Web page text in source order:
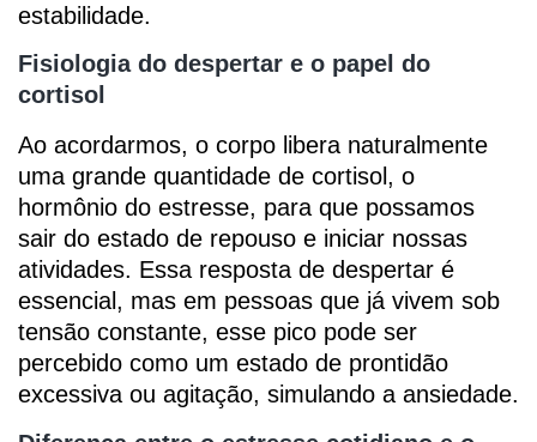
estabilidade.
Fisiologia do despertar e o papel do
cortisol
Ao acordarmos, o corpo libera naturalmente
uma grande quantidade de cortisol, o
hormônio do estresse, para que possamos
sair do estado de repouso e iniciar nossas
atividades. Essa resposta de despertar é
essencial, mas em pessoas que já vivem sob
tensão constante, esse pico pode ser
percebido como um estado de prontidão
excessiva ou agitação, simulando a ansiedade.